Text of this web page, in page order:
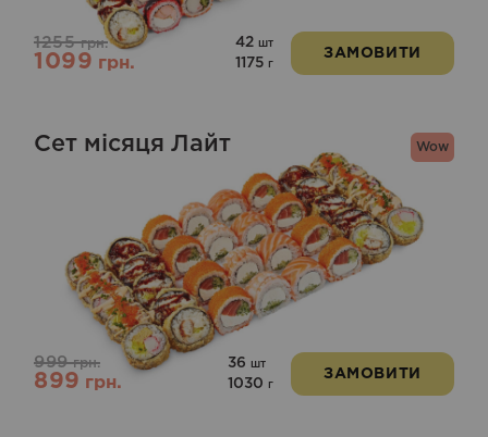
1255грн.
1099грн.
42 шт
1175 г
ЗАМОВИТИ
Wow
Сет місяця Лайт
999грн.
899грн.
36 шт
1030 г
ЗАМОВИТИ